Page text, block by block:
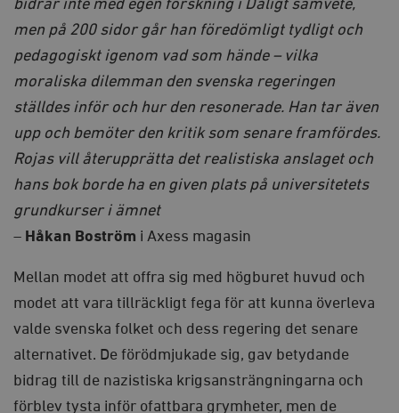
bidrar inte med egen forskning i Dåligt samvete,
men på 200 sidor går han föredömligt tydligt och
pedagogiskt igenom vad som hände – vilka
moraliska dilemman den svenska regeringen
ställdes inför och hur den resonerade. Han tar även
upp och bemöter den kritik som senare framfördes.
Rojas vill återupprätta det realistiska anslaget och
hans bok borde ha en given plats på universitetets
grundkurser i ämnet
– Håkan Boström i Axess magasin
Mellan modet att offra sig med högburet huvud och
modet att vara tillräckligt fega för att kunna överleva
valde svenska folket och dess regering det senare
alternativet. De förödmjukade sig, gav betydande
bidrag till de nazistiska krigsansträngningarna och
förblev tysta inför ofattbara grymheter, men de